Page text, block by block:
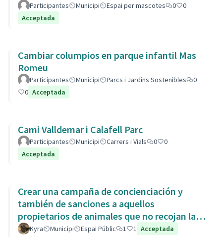
Participantes Municipi Espai per mascotes 0
0
Acceptada
Cambiar columpios en parque infantil Mas
Romeu
Participantes Municipi Parcs i Jardins Sostenibles
0
0 Acceptada
Cami Valldemar i Calafell Parc
Participantes Municipi Carrers i Vials 0
0
Acceptada
Crear una campaña de concienciación y
también de sanciones a aquellos
propietarios de animales que no recojan las
heces de las aceras. Es responsabili
Kyra Municipi Espai Públic 1 1 Acceptada